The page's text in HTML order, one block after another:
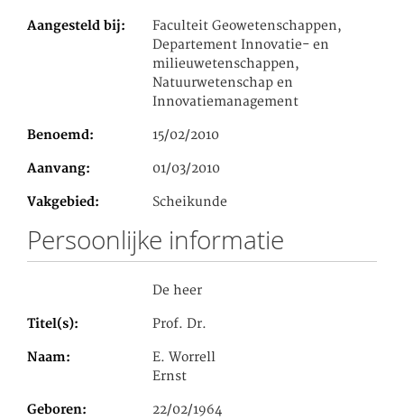
Aangesteld bij
Faculteit Geowetenschappen,
Departement Innovatie- en
milieuwetenschappen,
Natuurwetenschap en
Innovatiemanagement
Benoemd 15/02/2010
Aanvang 01/03/2010
Vakgebied Scheikunde
Persoonlijke informatie
De heer
Titel(s) Prof. Dr.
Naam
E. Worrell
Ernst
Geboren 22/02/1964